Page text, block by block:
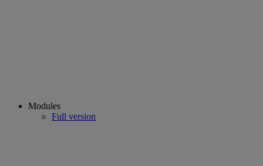
Modules
Full version